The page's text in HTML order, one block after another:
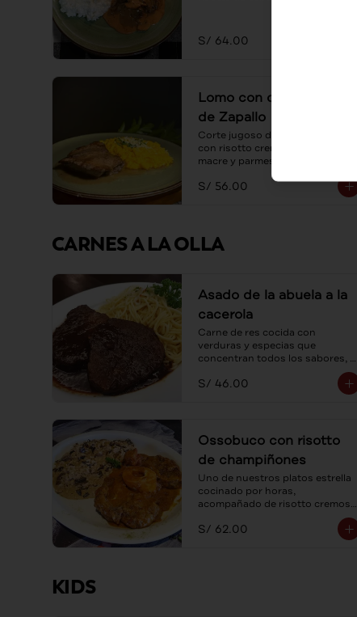
S/ 64.00
Lomo con con Risotto
de Zapallo
Corte jugoso de lomo servido
con risotto cremoso de zapallo
macre y parmesano.
S/ 56.00
CARNES A LA OLLA
Asado de la abuela a la
cacerola
Carne de res cocida con
verduras y especias que
concentran todos los sabores,
acompañada con spaguetti a la
mantequilla.
S/ 46.00
Ossobuco con risotto
de champiñones
Uno de nuestros platos estrella
cocinado por horas,
acompañado de risotto cremoso
parmesano.
S/ 62.00
KIDS